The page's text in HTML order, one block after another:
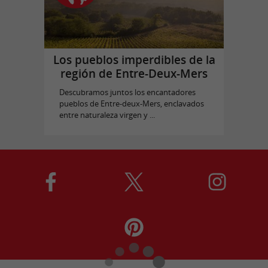
Los pueblos imperdibles de la
región de Entre-Deux-Mers
Descubramos juntos los encantadores
pueblos de Entre-deux-Mers, enclavados
entre naturaleza virgen y ...